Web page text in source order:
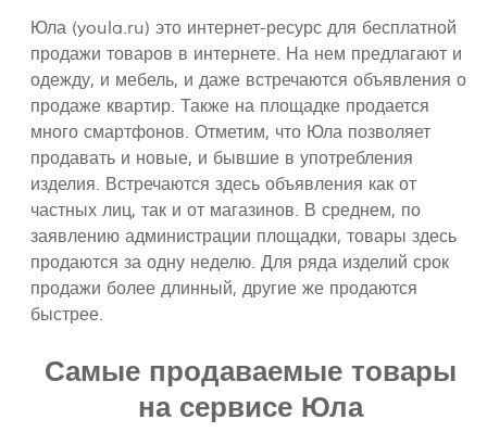
Юла (youla.ru) это интернет-ресурс для бесплатной
продажи товаров в интернете. На нем предлагают и
одежду, и мебель, и даже встречаются объявления о
продаже квартир. Также на площадке продается
много смартфонов. Отметим, что Юла позволяет
продавать и новые, и бывшие в употребления
изделия. Встречаются здесь объявления как от
частных лиц, так и от магазинов. В среднем, по
заявлению администрации площадки, товары здесь
продаются за одну неделю. Для ряда изделий срок
продажи более длинный, другие же продаются
быстрее.
Самые продаваемые товары
на сервисе Юла